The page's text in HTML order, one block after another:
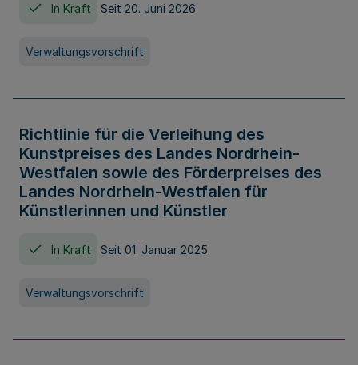
In Kraft Seit 20. Juni 2026
Verwaltungsvorschrift
Richtlinie für die Verleihung des
Kunstpreises des Landes Nordrhein-
Westfalen sowie des Förderpreises des
Landes Nordrhein-Westfalen für
Künstlerinnen und Künstler
In Kraft Seit 01. Januar 2025
Verwaltungsvorschrift